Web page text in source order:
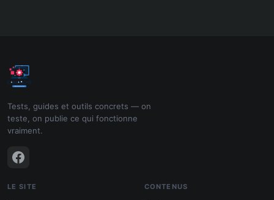
Tests, guides et outils concrets — on
teste, on publie ce qui fonctionne
vraiment.
LE SITE CONTENUS